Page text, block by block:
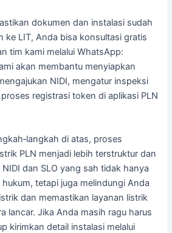
dokumen dan instalasi sudah
ke LIT, Anda bisa konsultasi gratis
tim kami melalui WhatsApp:
akan membantu menyiapkan
NIDI, mengatur inspeksi
registrasi token di aplikasi PLN
di atas, proses
PLN menjadi lebih terstruktur dan
dan SLO yang sah tidak hanya
tetapi juga melindungi Anda
dan memastikan layanan listrik
lancar. Jika Anda masih ragu harus
kirimkan detail instalasi melalui